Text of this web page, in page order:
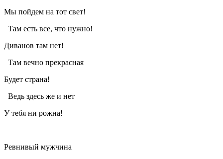
Мы пойдем на тот свет!
Там есть все, что нужно!
Диванов там нет!
Там вечно прекрасная
Будет страна!
Ведь здесь же и нет
У тебя ни рожна!
Ревнивый мужчина